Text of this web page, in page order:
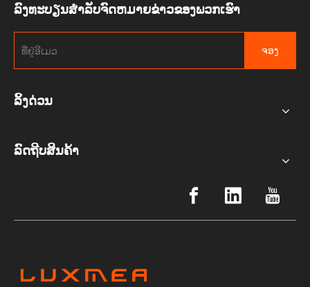
ລົງທະບຽນສໍາລັບຈົດຫມາຍຂ່າວຂອງພວກເຮົາ
ຈອງ
ລິ້ງດ່ວນ
ລົດຖີບສິນຄ້າ